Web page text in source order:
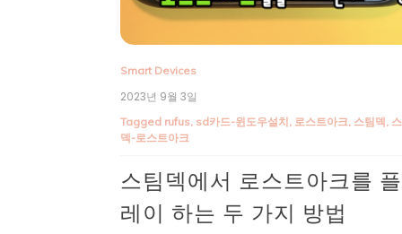
Smart Devices
2023년 9월 3일
Tagged rufus, sd카드-윈도우설치, 로스트아크, 스팀덱,
덱-로스트아크
스팀덱에서 로스트아크를 플
레이 하는 두 가지 방법